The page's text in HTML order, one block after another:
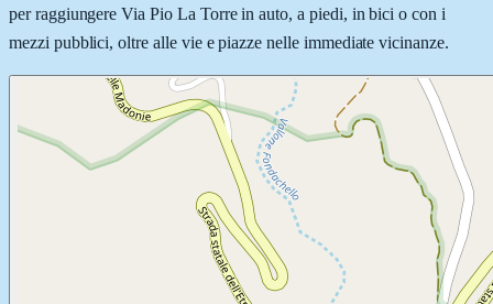
per raggiungere Via Pio La Torre in auto, a piedi, in bici o con i
mezzi pubblici, oltre alle vie e piazze nelle immediate vicinanze.